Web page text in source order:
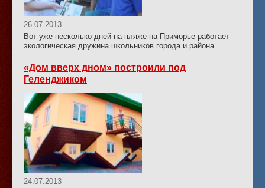
26.07.2013
Вот уже несколько дней на пляже на Приморье работает
экологическая дружина школьников города и района.
«Дом вверх дном» построили под
Геленджиком
24.07.2013